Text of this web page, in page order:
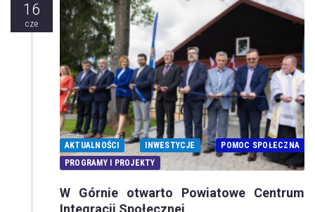
16
cze
AKTUALNOŚCI INWESTYCJE
POMOC SPOŁECZNA
PROGRAMY I PROJEKTY
W Górnie otwarto Powiatowe Centrum
Integracji Społecznej